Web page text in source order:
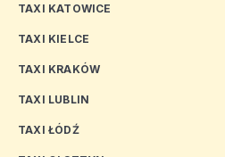
TAXI KATOWICE
TAXI KIELCE
TAXI KRAKÓW
TAXI LUBLIN
TAXI ŁÓDŹ